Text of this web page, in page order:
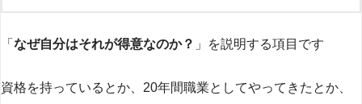
「 なぜ自分はそれが得意なのか？ 」を説明する項目です
資格を持っているとか、20年間職業としてやってきたとか、